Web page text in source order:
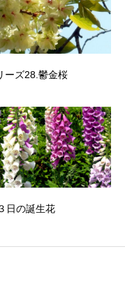
ーズ28.鬱金桜
日の誕生花